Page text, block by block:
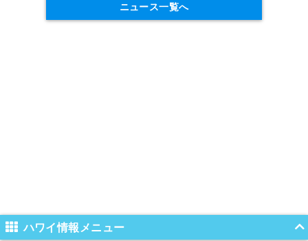
ニュース一覧へ
ハワイ情報メニュー